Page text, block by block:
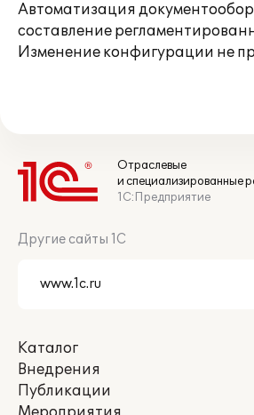
Автоматизация
составление
Изменение конфигурации не
Отраслевые
и специализированные
1С:Предприятие
Другие сайты 1С
Каталог
Внедрения
Публикации